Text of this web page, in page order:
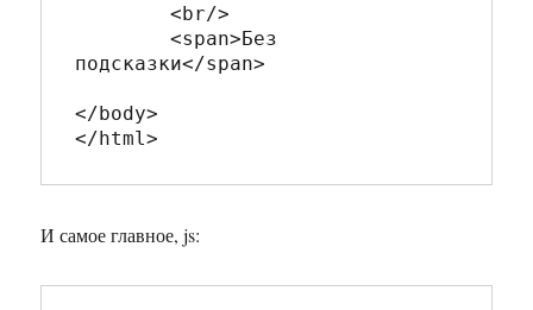
	<br/>
	<span>Без
подсказки</span>
</body>
И самое главное, js: